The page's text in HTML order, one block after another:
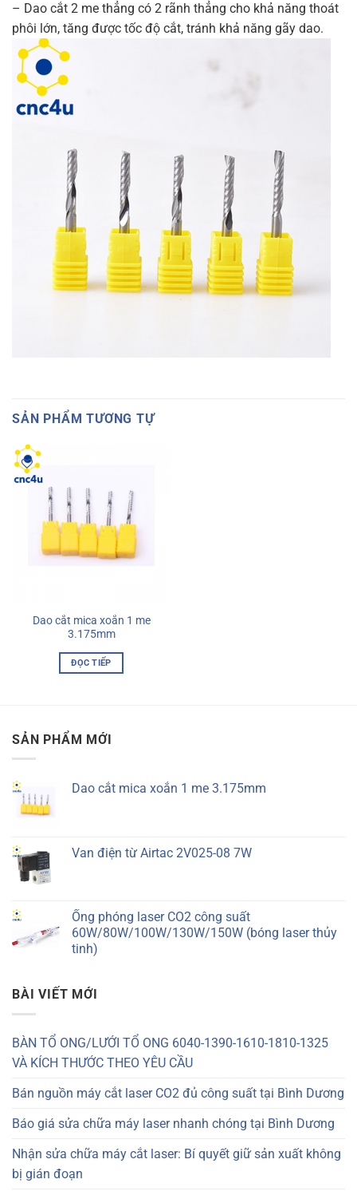
– Dao cắt 2 me thẳng có 2 rãnh thẳng cho khả năng thoát
phôi lớn, tăng được tốc độ cắt, tránh khả năng gãy dao.
SẢN PHẨM TƯƠNG TỰ
Dao cắt mica xoắn 1 me
3.175mm
ĐỌC TIẾP
SẢN PHẨM MỚI
Dao cắt mica xoắn 1 me 3.175mm
Van điện từ Airtac 2V025-08 7W
Ống phóng laser CO2 công suất
60W/80W/100W/130W/150W (bóng laser thủy
tinh)
BÀI VIẾT MỚI
BÀN TỔ ONG/LƯỚI TỔ ONG 6040-1390-1610-1810-1325
VÀ KÍCH THƯỚC THEO YÊU CẦU
Bán nguồn máy cắt laser CO2 đủ công suất tại Bình Dương
Báo giá sửa chữa máy laser nhanh chóng tại Bình Dương
Nhận sửa chữa máy cắt laser: Bí quyết giữ sản xuất không
bị gián đoạn